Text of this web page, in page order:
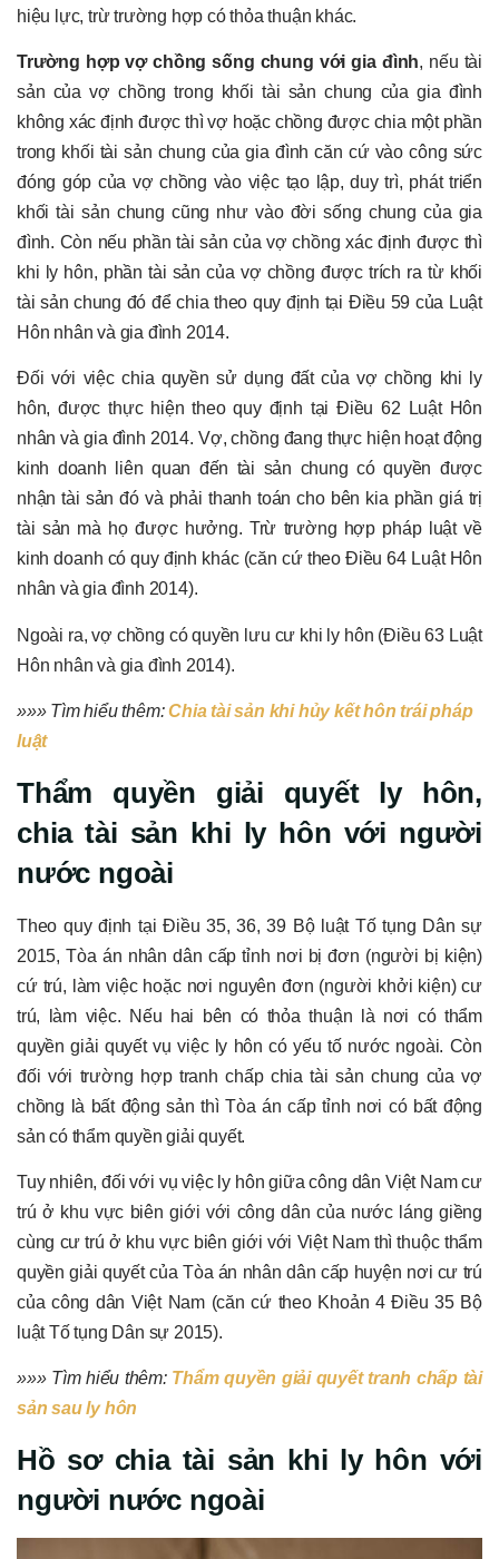
hiệu lực, trừ trường hợp có thỏa thuận khác.
Trường hợp vợ chồng sống chung với gia đình, nếu tài
sản của vợ chồng trong khối tài sản chung của gia đình
không xác định được thì vợ hoặc chồng được chia một phần
trong khối tài sản chung của gia đình căn cứ vào công sức
đóng góp của vợ chồng vào việc tạo lập, duy trì, phát triển
khối tài sản chung cũng như vào đời sống chung của gia
đình. Còn nếu phần tài sản của vợ chồng xác định được thì
khi ly hôn, phần tài sản của vợ chồng được trích ra từ khối
tài sản chung đó để chia theo quy định tại Điều 59 của Luật
Hôn nhân và gia đình 2014.
Đối với việc chia quyền sử dụng đất của vợ chồng khi ly
hôn, được thực hiện theo quy định tại Điều 62 Luật Hôn
nhân và gia đình 2014. Vợ, chồng đang thực hiện hoạt động
kinh doanh liên quan đến tài sản chung có quyền được
nhận tài sản đó và phải thanh toán cho bên kia phần giá trị
tài sản mà họ được hưởng. Trừ trường hợp pháp luật về
kinh doanh có quy định khác (căn cứ theo Điều 64 Luật Hôn
nhân và gia đình 2014).
Ngoài ra, vợ chồng có quyền lưu cư khi ly hôn (Điều 63 Luật
Hôn nhân và gia đình 2014).
»»» Tìm hiểu thêm:Chia tài sản khi hủy kết hôn trái pháp
luật
Thẩm quyền giải quyết ly hôn,
chia tài sản khi ly hôn với người
nước ngoài
Theo quy định tại Điều 35, 36, 39 Bộ luật Tố tụng Dân sự
2015, Tòa án nhân dân cấp tỉnh nơi bị đơn (người bị kiện)
cứ trú, làm việc hoặc nơi nguyên đơn (người khởi kiện) cư
trú, làm việc. Nếu hai bên có thỏa thuận là nơi có thẩm
quyền giải quyết vụ việc ly hôn có yếu tố nước ngoài. Còn
đối với trường hợp tranh chấp chia tài sản chung của vợ
chồng là bất động sản thì Tòa án cấp tỉnh nơi có bất động
sản có thẩm quyền giải quyết.
Tuy nhiên, đối với vụ việc ly hôn giữa công dân Việt Nam cư
trú ở khu vực biên giới với công dân của nước láng giềng
cùng cư trú ở khu vực biên giới với Việt Nam thì thuộc thẩm
quyền giải quyết của Tòa án nhân dân cấp huyện nơi cư trú
của công dân Việt Nam (căn cứ theo Khoản 4 Điều 35 Bộ
luật Tố tụng Dân sự 2015).
»»» Tìm hiểu thêm: Thẩm quyền giải quyết tranh chấp tài
sản sau ly hôn
Hồ sơ chia tài sản khi ly hôn với
người nước ngoài